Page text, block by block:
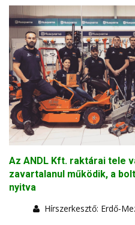
Az ANDL Kft. raktárai tele
zavartalanul működik, a
nyitva
Hírszerkesztő: Erdő-